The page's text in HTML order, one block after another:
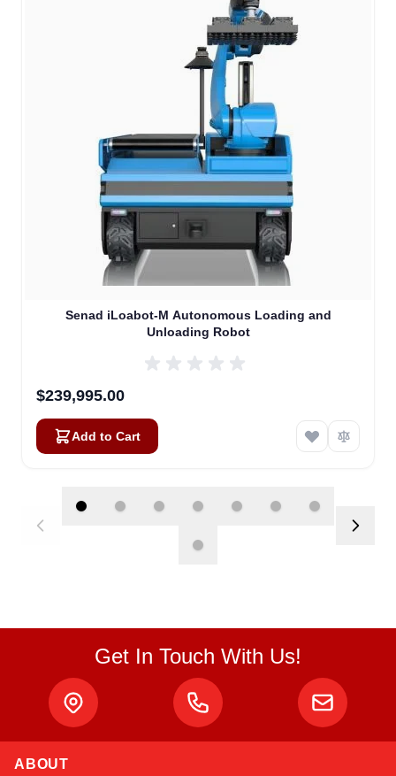
Senad iLoabot-M Autonomous Loading and
Unloading Robot
$239,995.00
Add to Cart
Get In Touch With Us!
ABOUT